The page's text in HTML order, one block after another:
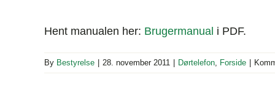
Hent manualen her: Brugermanual i PDF.
By Bestyrelse 28. november 2011 Dørtelefon, Forside